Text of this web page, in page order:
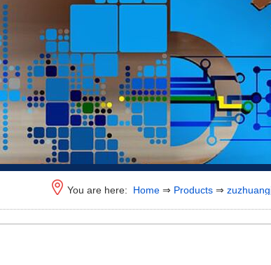
You are here: Home ⇒ Products ⇒